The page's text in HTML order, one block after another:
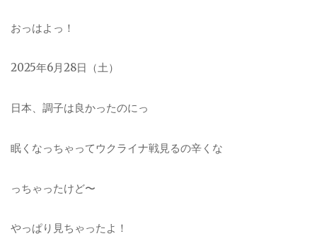
おっはよっ！
2025年6月28日（土）
日本、調子は良かったのにっ
眠くなっちゃってウクライナ戦見るの辛くな
っちゃったけど〜
やっぱり見ちゃったよ！